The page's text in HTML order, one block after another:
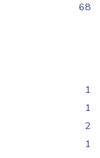
68
1
1
2
1